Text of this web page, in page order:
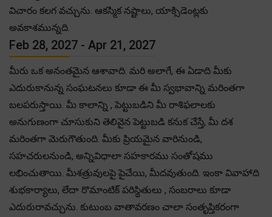
విచారం కలగ వచ్చును. ఆకస్మిక నష్టాలు, యాక్సిడెంట్లకు
అవకాశమున్నది.
Feb 28, 2027 - Apr 21, 2027
మీరు ఒక అనంతమైన ఆశావాది. మరి అలాగే, ఈ ఏడాది మీకు
ఎదురుకానున్న సంఘటనలు కూడా ఈ మీ స్వభావాన్ని మరింతగా
బలపరుస్తాయి. మీ కాలాన్ని , పెట్టుబడిని మీ రాశిఫలాలకు
అనుగుణంగా చూసుకుని తెలివైన పెట్టుబడి కనుక చేస్తే, మీ దశ
మరింతగా మెరుగౌతుంది. మీకు ప్రియమైన వారినుండి,
సహచరులనుండి, అన్నివిధాలా సహకారము సంతోషము
లభించుతాయి. మీశత్రువులపై పైచేయి, మీదవుతుంది. ఇంకా వివాహాది
శుభకార్యాలు, లేదా రొమాంటిక్ పరిస్థితులు , సంబరాలు కూడా
ఎదురురావచ్చును. కుటుంబ వాతావరణం చాలా సంతృప్తికరంగా